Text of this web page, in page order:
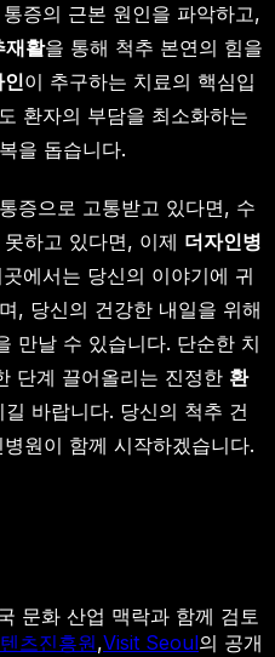
증의 근본 원인을 파악하고,
재활을 통해 척추 본연의 힘을
인이 추구하는 치료의 핵심입
환자의 부담을 최소화하는
을 돕습니다.
증으로 고통받고 있다면, 수
하고 있다면, 이제 더자인병
에서는 당신의 이야기에 귀
, 당신의 건강한 내일을 위해
만날 수 있습니다. 단순한 치
단계 끌어올리는 진정한 환
바랍니다. 당신의 척추 건
원이 함께 시작하겠습니다.
문화 산업 맥락과 함께 검토
츠진흥원,Visit Seoul의 공개